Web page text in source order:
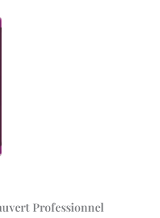
Professionnel